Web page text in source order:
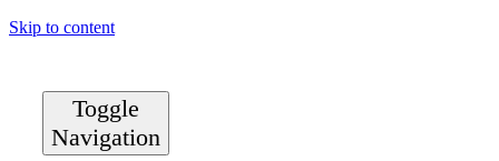
Skip to content
Toggle
Navigation